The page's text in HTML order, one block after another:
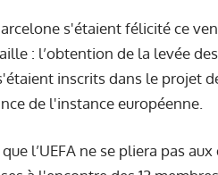
s'étaient félicité ce
: l’obtention de la levée
inscrits dans le projet
de l'instance européenne.
l’UEFA ne se pliera pas